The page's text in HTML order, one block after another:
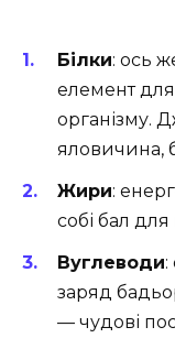
Білки: ось
елемент для
організму.
яловичина,
Жири:
собі бал для
Вуглеводи:
заряд
— чудові